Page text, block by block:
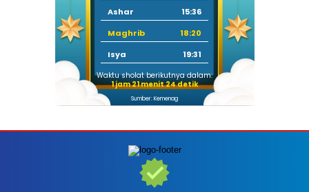
Ashar
15:36
Maghrib
18:20
Isya
19:31
Waktu sholat berikutnya dalam:
1 jam 21 menit 23 detik
Sumber: Kemenag